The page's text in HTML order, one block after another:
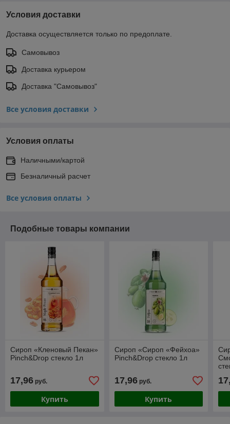
Условия доставки
Доставка осуществляется только по предоплате.
Самовывоз
Доставка курьером
Доставка "Самовывоз"
Все условия доставки
Условия оплаты
Наличными/картой
Безналичный расчет
Все условия оплаты
Подобные товары компании
Сироп «Кленовый Пекан»
Pinch&Drop стекло 1л
17,96 руб.
Купить
Сироп «Сироп «Фейхоа»
Pinch&Drop стекло 1л
17,96руб.
Купить